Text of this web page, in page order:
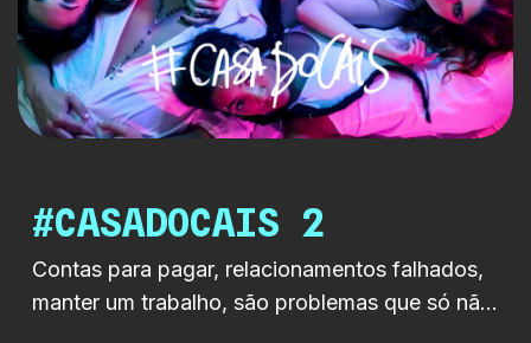
#CASADOCAIS 2
Contas para pagar, relacionamentos falhados,
manter um trabalho, são problemas que só não